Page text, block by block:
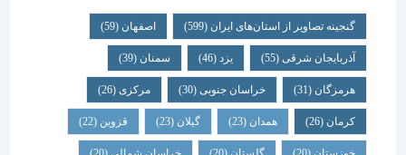
گنجینه تصاویر از استان‌های ایران(599) اصفهان (59)
آذربایجان شرقی(55) یزد سمنان (39)
هرمزگان(31) خراسان جنوبی(30) مرکزی (26)
همدان گیلان قزوین